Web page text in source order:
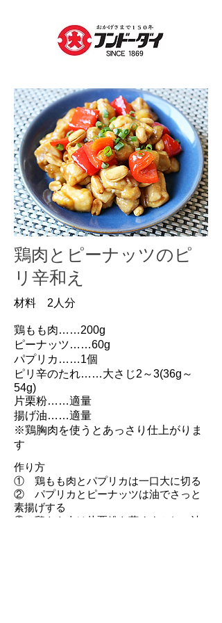
鶏肉とピーナッツのピ
リ辛和え
材料 2人分
鶏もも肉……200g
ピーナッツ……60g
パプリカ……1個
ピリ辛のたれ……大さじ2～3(36g～
54g)
片栗粉……適量
揚げ油……適量
※鶏胸肉を使うとあっさり仕上がりま
す
作り方
① 鶏もも肉とパプリカは一口大に切る
② パプリカとピーナッツは油でさっと
素揚げする
③ 鶏もも肉は片栗粉を薄くまぶし、油